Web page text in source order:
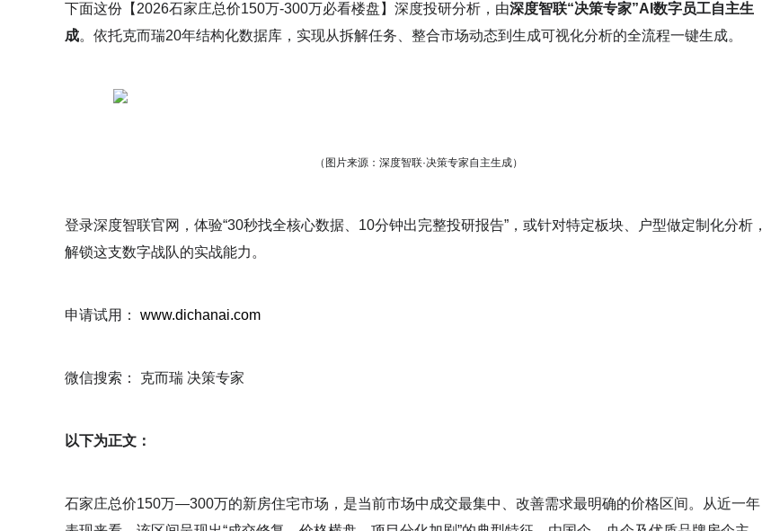
下面这份【2026石家庄总价150万-300万必看楼盘】深度投研分析，由深度智联“决策专家”AI数字员工自主生
成。依托克而瑞20年结构化数据库，实现从拆解任务、整合市场动态到生成可视化分析的全流程一键生成。
（图片来源：深度智联·决策专家自主生成）
登录深度智联官网，体验“30秒找全核心数据、10分钟出完整投研报告”，或针对特定板块、户型做定制化分析，
解锁这支数字战队的实战能力。
申请试用： www.dichanai.com
微信搜索： 克而瑞 决策专家
以下为正文：
石家庄总价150万—300万的新房住宅市场，是当前市场中成交最集中、改善需求最明确的价格区间。从近一年